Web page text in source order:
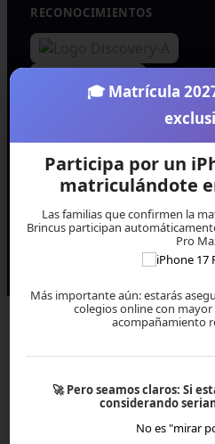
RECONOCIMIENTOS
Todos los derechos reservados ©
×
🎓 Matrícula
Participa por un
matriculándote
Las familias que confirmen la
Brincus participan
Pro
Más importante aún: estarás
colegios online con
acompañamiento
🚀Pero seamos claros: Si
considerando
No es "mirar